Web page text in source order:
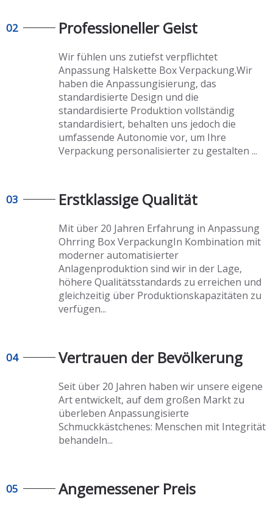
02 Professioneller Geist
Wir fühlen uns zutiefst verpflichtet
Anpassung Halskette Box Verpackung.Wir
haben die Anpassungisierung, das
standardisierte Design und die
standardisierte Produktion vollständig
standardisiert, behalten uns jedoch die
umfassende Autonomie vor, um Ihre
Verpackung personalisierter zu gestalten ...
03 Erstklassige Qualität
Mit über 20 Jahren Erfahrung in Anpassung
Ohrring Box VerpackungIn Kombination mit
moderner automatisierter
Anlagenproduktion sind wir in der Lage,
höhere Qualitätsstandards zu erreichen und
gleichzeitig über Produktionskapazitäten zu
verfügen...
04 Vertrauen der Bevölkerung
Seit über 20 Jahren haben wir unsere eigene
Art entwickelt, auf dem großen Markt zu
überleben Anpassungisierte
Schmuckkästchenes: Menschen mit Integrität
behandeln...
05 Angemessener Preis